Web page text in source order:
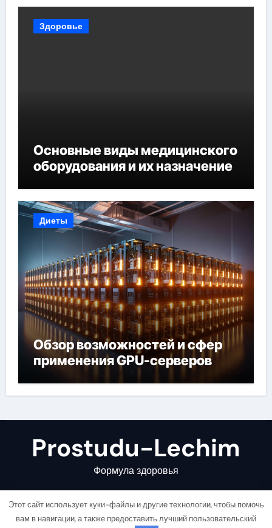
Здоровье
Основные виды медицинского
оборудования и их назначение
Диеты
Обзор возможностей и сфер
применения GPU-серверов
Prostudu-Lechim
Формула здоровья
Этот сайт использует куки-файлы и другие технологии, чтобы помочь
вам в навигации, а также предоставить лучший пользовательский